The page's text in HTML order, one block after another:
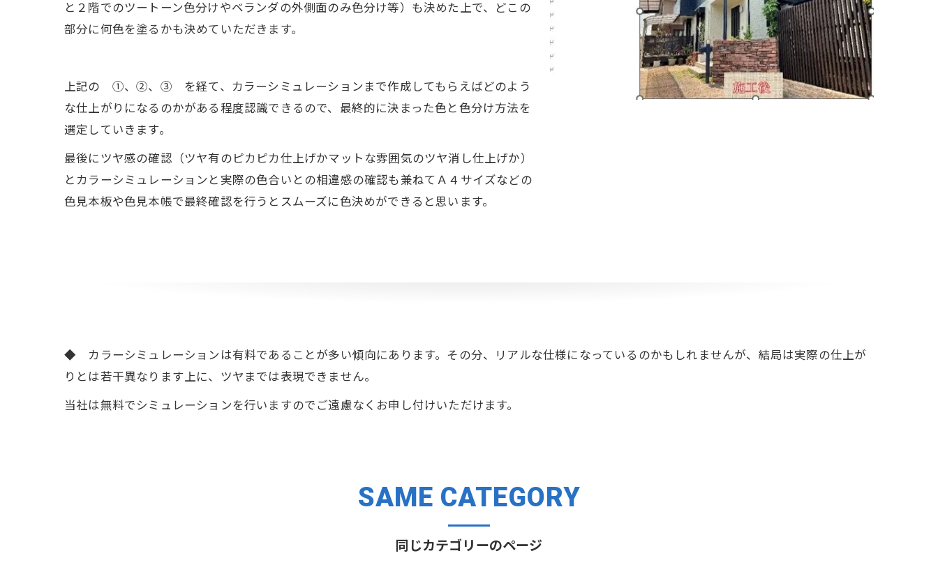
と２階でのツートーン色分けやベランダの外側面のみ色分け等）も決めた上で、どこの
部分に何色を塗るかも決めていただきます。
上記の ①、②、③ を経て、カラーシミュレーションまで作成してもらえばどのよう
な仕上がりになるのかがある程度認識できるので、最終的に決まった色と色分け方法を
選定していきます。
最後にツヤ感の確認（ツヤ有のピカピカ仕上げかマットな雰囲気のツヤ消し仕上げか）
とカラーシミュレーションと実際の色合いとの相違感の確認も兼ねてＡ４サイズなどの
色見本板や色見本帳で最終確認を行うとスムーズに色決めができると思います。
◆ カラーシミュレーションは有料であることが多い傾向にあります。その分、リアルな仕様になっているのかもしれませんが、結局は実際の仕上が
りとは若干異なります上に、ツヤまでは表現できません。
当社は無料でシミュレーションを行いますのでご遠慮なくお申し付けいただけます。
同じカテゴリーのページ
SAME CATEGORY